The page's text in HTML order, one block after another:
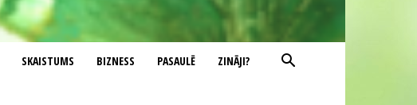
SKAISTUMS BIZNESS PASAULĒ ZINĀJI?